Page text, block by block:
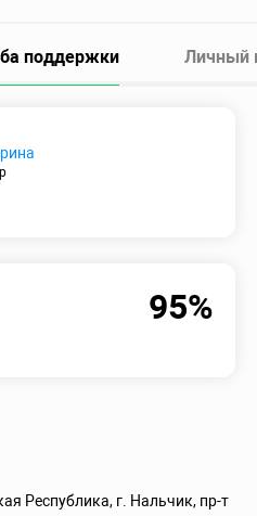
поддержки Личный
95%
Республика, г. Нальчик, пр-т